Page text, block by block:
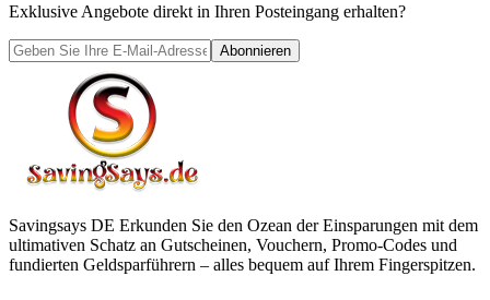
Exklusive Angebote direkt in Ihren Posteingang erhalten?
Abonnieren
Savingsays DE Erkunden Sie den Ozean der Einsparungen mit dem
ultimativen Schatz an Gutscheinen, Vouchern, Promo-Codes und
fundierten Geldsparführern – alles bequem auf Ihrem Fingerspitzen.